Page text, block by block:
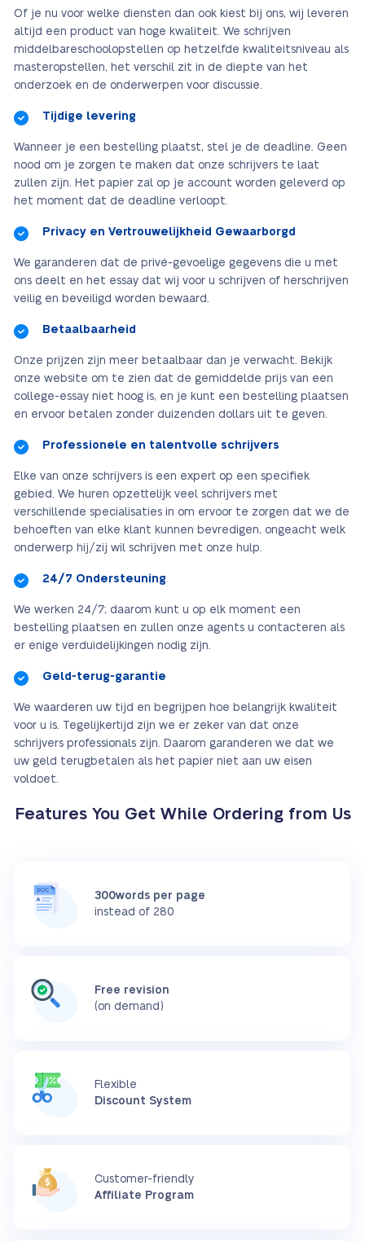
Of je nu voor welke diensten dan ook kiest bij ons, wij leveren
altijd een product van hoge kwaliteit. We schrijven
middelbareschoolopstellen op hetzelfde kwaliteitsniveau als
masteropstellen, het verschil zit in de diepte van het
onderzoek en de onderwerpen voor discussie.
Tijdige levering
Wanneer je een bestelling plaatst, stel je de deadline. Geen
nood om je zorgen te maken dat onze schrijvers te laat
zullen zijn. Het papier zal op je account worden geleverd op
het moment dat de deadline verloopt.
Privacy en Vertrouwelijkheid Gewaarborgd
We garanderen dat de privé-gevoelige gegevens die u met
ons deelt en het essay dat wij voor u schrijven of herschrijven
veilig en beveiligd worden bewaard.
Betaalbaarheid
Onze prijzen zijn meer betaalbaar dan je verwacht. Bekijk
onze website om te zien dat de gemiddelde prijs van een
college-essay niet hoog is, en je kunt een bestelling plaatsen
en ervoor betalen zonder duizenden dollars uit te geven.
Professionele en talentvolle schrijvers
Elke van onze schrijvers is een expert op een specifiek
gebied. We huren opzettelijk veel schrijvers met
verschillende specialisaties in om ervoor te zorgen dat we de
behoeften van elke klant kunnen bevredigen, ongeacht welk
onderwerp hij/zij wil schrijven met onze hulp.
24/7 Ondersteuning
We werken 24/7; daarom kunt u op elk moment een
bestelling plaatsen en zullen onze agents u contacteren als
er enige verduidelijkingen nodig zijn.
Geld-terug-garantie
We waarderen uw tijd en begrijpen hoe belangrijk kwaliteit
voor u is. Tegelijkertijd zijn we er zeker van dat onze
schrijvers professionals zijn. Daarom garanderen we dat we
uw geld terugbetalen als het papier niet aan uw eisen
voldoet.
Features You Get While Ordering from Us
300words per page
instead of 280
Free revision
(on demand)
Flexible
Discount System
Customer-friendly
Affiliate Program